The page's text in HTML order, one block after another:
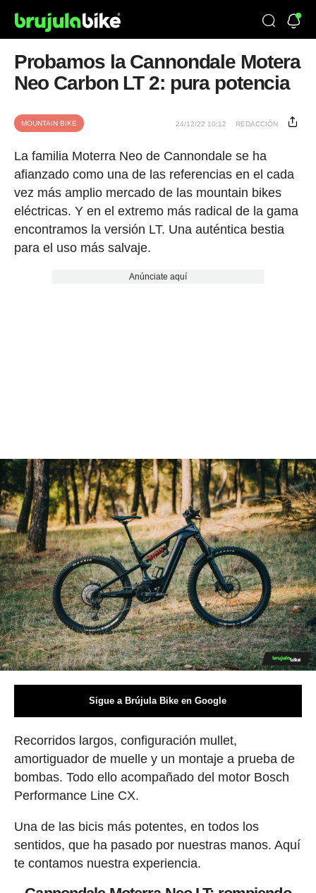
Probamos la Cannondale Motera
Neo Carbon LT 2: pura potencia
MOUNTAIN BIKE 24/12/22 10:12 REDACCIÓN
La familia Moterra Neo de Cannondale se ha
afianzado como una de las referencias en el cada
vez más amplio mercado de las mountain bikes
eléctricas. Y en el extremo más radical de la gama
encontramos la versión LT. Una auténtica bestia
para el uso más salvaje.
Anúnciate aquí
Sigue a Brújula Bike en Google
Recorridos largos, configuración mullet,
amortiguador de muelle y un montaje a prueba de
bombas. Todo ello acompañado del motor Bosch
Performance Line CX.
Una de las bicis más potentes, en todos los
sentidos, que ha pasado por nuestras manos. Aquí
te contamos nuestra experiencia.